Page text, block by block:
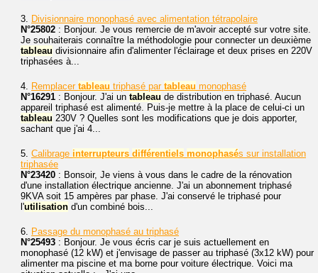
3.
Divisionnaire monophasé avec alimentation tétrapolaire
N°25802 : Bonjour. Je vous remercie de m'avoir accepté sur votre site.
Je souhaiterais connaître la méthodologie pour connecter un deuxième
tableau divisionnaire afin d'alimenter l'éclairage et deux prises en 220V
triphasées à...
4. Remplacer tableau triphasé par tableau monophasé
N°16291 : Bonjour. J'ai un tableau de distribution en triphasé. Aucun
appareil triphasé est alimenté. Puis-je mettre à la place de celui-ci un
tableau 230V ? Quelles sont les modifications que je dois apporter,
sachant que j'ai 4...
5. Calibrage interrupteurs différentiels monophasés sur installation
triphasée
N°23420 : Bonsoir, Je viens à vous dans le cadre de la rénovation
d'une installation électrique ancienne. J'ai un abonnement triphasé
9KVA soit 15 ampères par phase. J'ai conservé le triphasé pour
l'utilisation d'un combiné bois...
6.
Passage du monophasé au triphasé
N°25493 : Bonjour. Je vous écris car je suis actuellement en
monophasé (12 kW) et j'envisage de passer au triphasé (3x12 kW) pour
alimenter ma piscine et ma borne pour voiture électrique. Voici ma